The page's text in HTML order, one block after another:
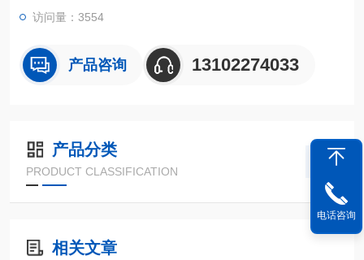
访问量：3554
产品咨询 13102274033
产品分类
PRODUCT CLASSIFICATION
相关文章
电话咨询